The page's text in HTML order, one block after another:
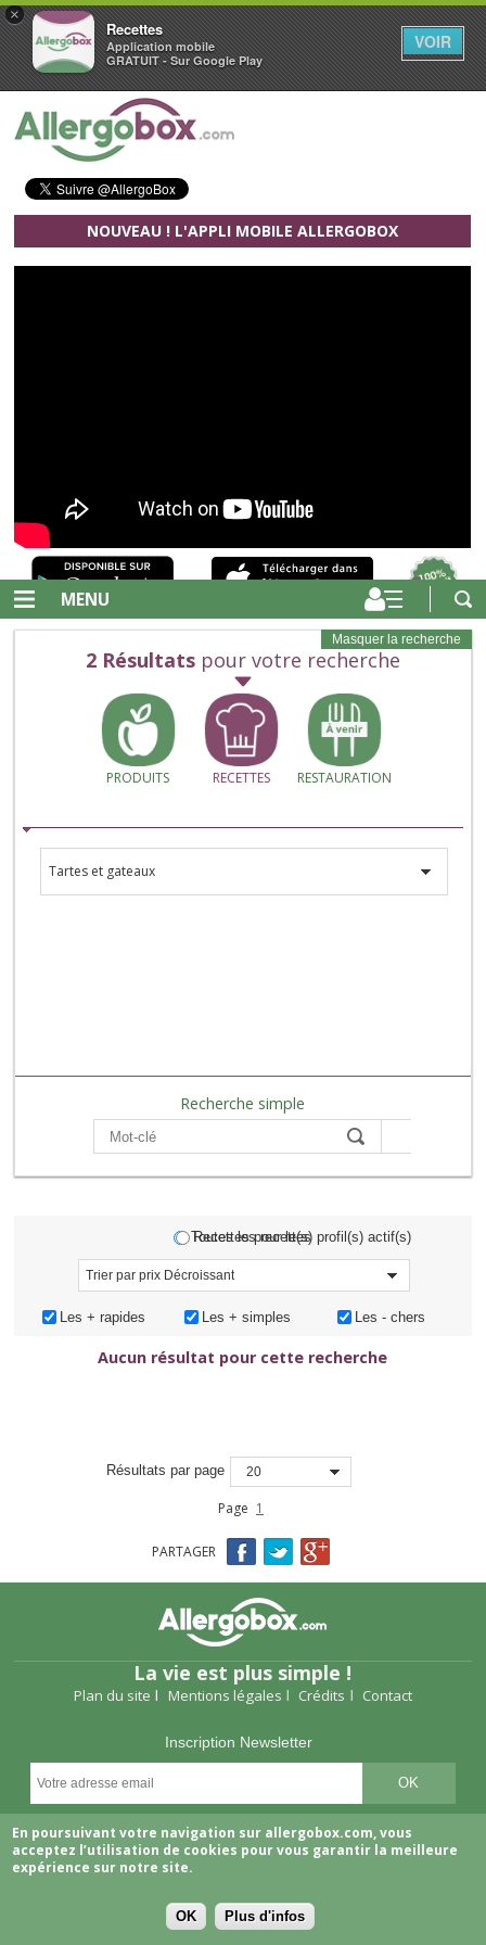
×
Recettes
Application mobile
GRATUIT - Sur Google Play
VOIR
Aller au contenu principal
NOUVEAU ! L'APPLI MOBILE ALLERGOBOX
MENU
Masquer la recherche
2 Résultatspour votre recherche
PRODUITS RECETTES RESTAURATION
Tartes et gateaux
Recherche simple
Toutes les recettes
Recettes pour le(s) profil(s) actif(s)
Trier par prix
Trier par prix Décroissant
Les + rapides Les + simples Les - chers
Résultats par page 20
Aucun résultat pour cette recherche
Page 1
PARTAGER
La vie est plus simple !
Plan du site Mentions légales Crédits Contact
Inscription Newsletter
Suivez-nous
Copyright © 2026 Allergobox
En poursuivant votre navigation sur allergobox.com, vous
acceptez l’utilisation de cookies pour vous garantir la meilleure
expérience sur notre site.
OK Plus d'infos